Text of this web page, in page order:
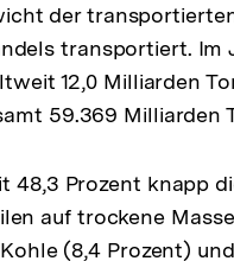
der
transportiert. Im
12,0 Milliarden
59.369 Milliarden
48,3 Prozent knapp
auf trockene
(8,4 Prozent)